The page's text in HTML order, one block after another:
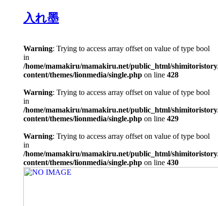
入れ墨
Warning: Trying to access array offset on value of type bool
in
/home/mamakiru/mamakiru.net/public_html/
content/themes/lionmedia/single.php on line 428
Warning: Trying to access array offset on value of type bool
in
/home/mamakiru/mamakiru.net/public_html/
content/themes/lionmedia/single.php on line 429
Warning: Trying to access array offset on value of type bool
in
/home/mamakiru/mamakiru.net/public_html/
content/themes/lionmedia/single.php on line 430